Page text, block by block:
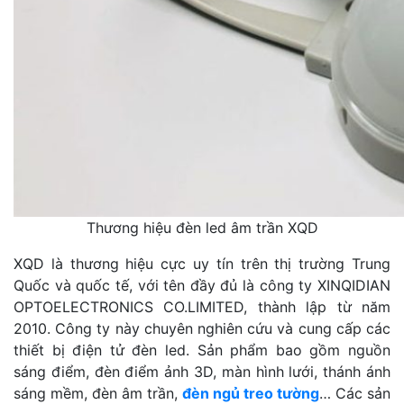
Thương hiệu đèn led âm trần XQD
XQD là thương hiệu cực uy tín trên thị trường Trung
Quốc và quốc tế, với tên đầy đủ là công ty XINQIDIAN
OPTOELECTRONICS CO.LIMITED, thành lập từ năm
2010. Công ty này chuyên nghiên cứu và cung cấp các
thiết bị điện tử đèn led. Sản phẩm bao gồm nguồn
sáng điểm, đèn điểm ảnh 3D, màn hình lưới, thánh ánh
sáng mềm, đèn âm trần, đèn ngủ treo tường… Các sản